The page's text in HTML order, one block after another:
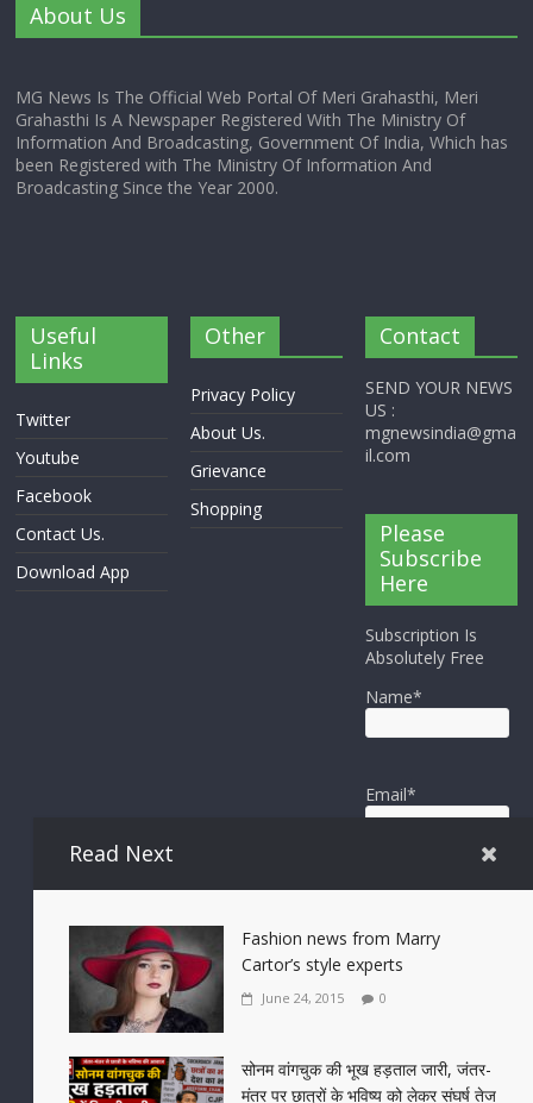
About Us
MG News Is The Official Web Portal Of Meri Grahasthi, Meri
Grahasthi Is A Newspaper Registered With The Ministry Of
Information And Broadcasting, Government Of India, Which has
been Registered with The Ministry Of Information And
Broadcasting Since the Year 2000.
Useful
Links
Twitter
Youtube
Facebook
Contact Us.
Download App
Other
Privacy Policy
About Us.
Grievance
Shopping
Contact
SEND YOUR NEWS
US :
mgnewsindia@gma
il.com
Please
Subscribe
Here
Subscription Is
Absolutely Free
Name*
Email*
Read Next
Fashion news from Marry
Cartor’s style experts
June 24, 2015 0
सोनम वांगचुक की भूख हड़ताल जारी, जंतर-
मंतर पर छात्रों के भविष्य को लेकर संघर्ष तेज